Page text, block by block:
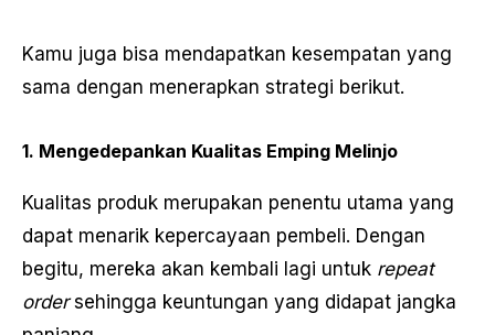
Kamu juga bisa mendapatkan kesempatan yang
sama dengan menerapkan strategi berikut.
1. Mengedepankan Kualitas Emping Melinjo
Kualitas produk merupakan penentu utama yang
dapat menarik kepercayaan pembeli. Dengan
begitu, mereka akan kembali lagi untuk repeat
ordersehingga keuntungan yang didapat jangka